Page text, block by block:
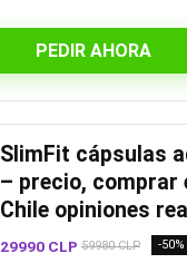
PEDIR AHORA
SlimFit cápsulas
– precio, comprar
Chile opiniones
29990 CLP 59980 CLP -50%